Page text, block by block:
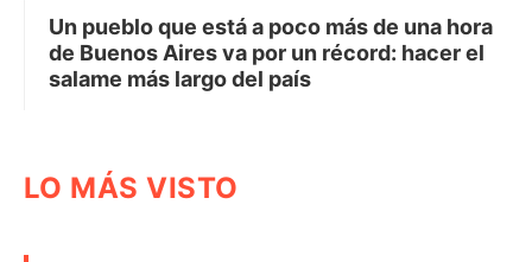
Un pueblo que está a poco más de una hora
de Buenos Aires va por un récord: hacer el
salame más largo del país
LO MÁS VISTO